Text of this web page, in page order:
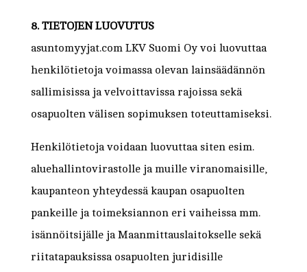
8. TIETOJEN LUOVUTUS
asuntomyyjat.com LKV Suomi Oy voi luovuttaa
henkilötietoja voimassa olevan lainsäädännön
sallimisissa ja velvoittavissa rajoissa sekä
osapuolten välisen sopimuksen toteuttamiseksi.
Henkilötietoja voidaan luovuttaa siten esim.
aluehallintovirastolle ja muille viranomaisille,
kaupanteon yhteydessä kaupan osapuolten
pankeille ja toimeksiannon eri vaiheissa mm.
isännöitsijälle ja Maanmittauslaitokselle sekä
riitatapauksissa osapuolten juridisille